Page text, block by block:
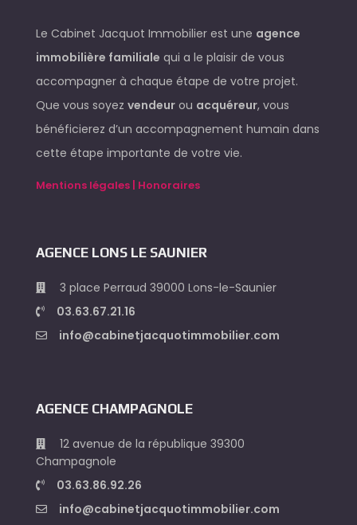
Le Cabinet Jacquot Immobilier est une agence
immobilière familiale qui a le plaisir de vous
accompagner à chaque étape de votre projet.
Que vous soyez vendeur ou acquéreur, vous
bénéficierez d’un accompagnement humain dans
cette étape importante de votre vie.
Mentions légales | Honoraires
AGENCE LONS LE SAUNIER
3 place Perraud 39000 Lons-le-Saunier
03.63.67.21.16
info@cabinetjacquotimmobilier.com
AGENCE CHAMPAGNOLE
12 avenue de la république 39300
Champagnole
03.63.86.92.26
info@cabinetjacquotimmobilier.com